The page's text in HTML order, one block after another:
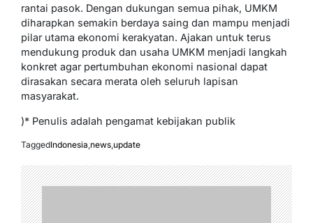
rantai pasok. Dengan dukungan semua pihak, UMKM
diharapkan semakin berdaya saing dan mampu menjadi
pilar utama ekonomi kerakyatan. Ajakan untuk terus
mendukung produk dan usaha UMKM menjadi langkah
konkret agar pertumbuhan ekonomi nasional dapat
dirasakan secara merata oleh seluruh lapisan
masyarakat.
)* Penulis adalah pengamat kebijakan publik
TaggedIndonesia news update